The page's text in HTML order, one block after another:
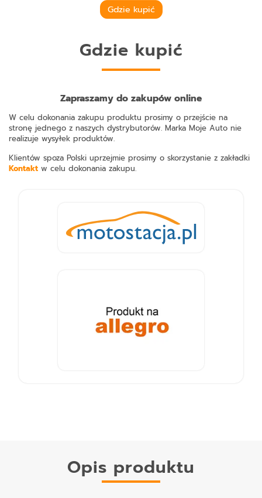
Gdzie kupić
Gdzie kupić
Zapraszamy do zakupów online
W celu dokonania zakupu produktu prosimy o przejście na
stronę jednego z naszych dystrybutorów. Marka Moje Auto nie
realizuje wysyłek produktów.
Klientów spoza Polski uprzejmie prosimy o skorzystanie z zakładki
Kontakt w celu dokonania zakupu.
Opis produktu